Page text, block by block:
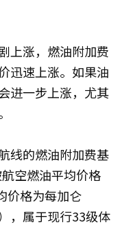
上涨，燃油附加费
迅速上涨。如果油
进一步上涨，尤其
线的燃油附加费基
空燃油平均价格
价格为每加仑
，属于现行33级体